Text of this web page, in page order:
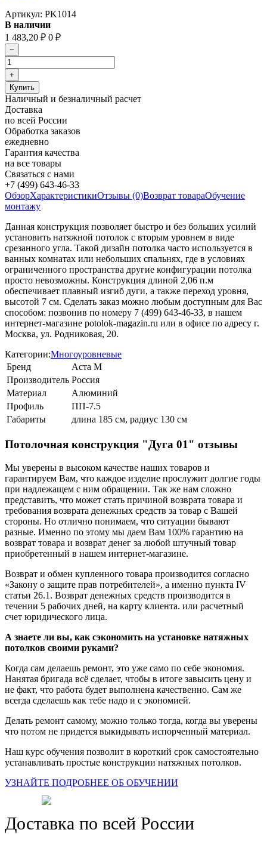
Артикул: PK1014
В наличии
1 483,20 ₽ 0 ₽
Наличный и безналичный расчет
Доставка
по всей России
Обработка заказов
ежедневно
Гарантия качества
на все товары
Связаться с нами
+7 (499) 643-46-33
ОбзорХарактеристикиОтзывы (0)Возврат товараОбучение
монтажу
Данная конструкция позволяет быстро и без больших усилий
установить натяжной потолок с вторым уровнем в виде
срезанного угла. Такой дизайн потолка часто используется в
ванных комнатах или небольших спальнях, где в условиях
ограниченного пространства другие конфигурации потолка
просто невозможны. Конструкция длиной 2,06 п.м
обеспечивает плавный изгиб дуги, а также переход уровня,
высотой 7 см. Сделать заказ можно любым доступным для Вас
способом: позвонив по номеру 7 (499) 643-46-33, в нашем
интернет-магазине potolok-magazin.ru или в офисе по адресу г.
Москва, ул. Родниковая, 20.
Категории:Многоуровневые
Бренд
Аста М
Производитель Россия
Материал
Алюминий
Профиль
ПП-7.5
Габариты
длина 185 см, радиус 130 см
Потолочная конструкция "Дуга 01" отзывы
Мы уверены в высоком качестве наших товаров и
гарантируем Вам, что каждое изделие прослужит долгие годы
при надлежащем с ним обращении. Так же нам сложно
представить, что может стать причиной возврата товара и
требования возврата денежных средств за товар с Вашей
стороны. Но отлично понимаем, что ситуации бывают
разные. Именно по этому мы даем Вам 100% гарантию на
возврат товара и возврат денег за любой штучный товар
приобретенный в нашем интернет-магазине.
Возврат и обмен купленного товара производится согласно
«Закону о защите прав потребителей», а именно пункта IV
статьи 26.1. Возврат денежных средств производится в
течении 5 рабочих дней, на карту клиента. или расчетный
счет юридического лица.
А знаете ли вы, как сэкономить на установке натяжных
потолков своими руками?
Когда сам делаешь ремонт, это уже само по себе экономия.
Нанятая бригада всё сделает, чтобы в итоге завысить цену и
не факт, что работа будет выполнена качественно. Сам же
всегда сделаешь как тебе надо и с экономией.
Делать ремонт самому, можно только тогда, когда вы уверены
что потом не придется выкидывать испорченный материал.
Наш курс обучения позволит в короткий срок самостоятельно
устанавливать простые конструкции натяжных потолков.
УЗНАЙТЕ ПОДРОБНЕЕ ОБ ОБУЧЕНИИ
Доставка по всей России